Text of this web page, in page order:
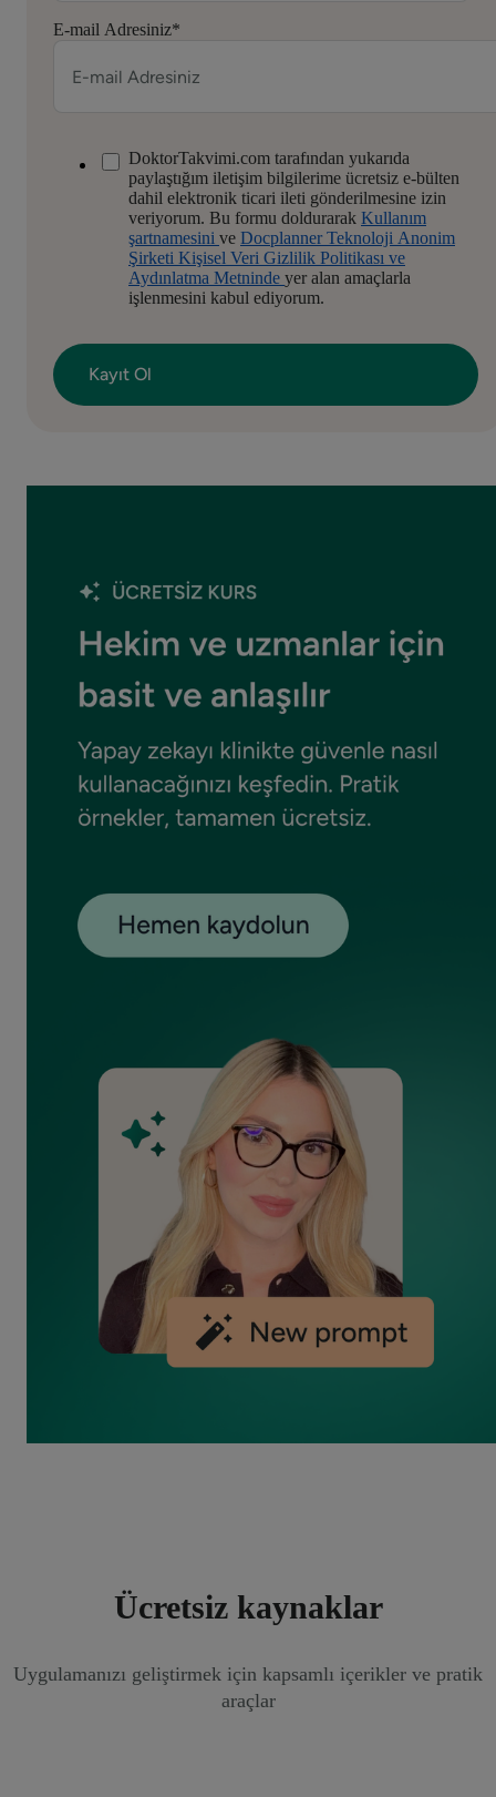
E-mail Adresiniz*
DoktorTakvimi.com tarafından yukarıda
paylaştığım iletişim bilgilerime ücretsiz e-bülten
dahil elektronik ticari ileti gönderilmesine izin
veriyorum. Bu formu doldurarak Kullanım
şartnamesini ve Docplanner Teknoloji Anonim
Şirketi Kişisel Veri Gizlilik Politikası ve
Aydınlatma Metninde yer alan amaçlarla
işlenmesini kabul ediyorum.
Ücretsiz kaynaklar
Uygulamanızı geliştirmek için kapsamlı içerikler ve pratik
araçlar